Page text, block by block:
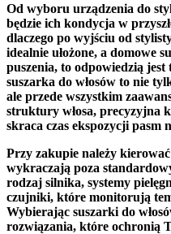
Od wyboru urządzenia do
będzie ich kondycja w
dlaczego po wyjściu od
idealnie ułożone, a domowe
puszenia, to odpowiedzią jest
suszarka do włosów to nie
ale przede wszystkim
struktury włosa, precyzyjna
skraca czas ekspozycji pasm
Przy zakupie należy
wykraczają poza
rodzaj silnika, systemy
czujniki, które monitorują
Wybierając suszarki do
rozwiązania, które ochronią